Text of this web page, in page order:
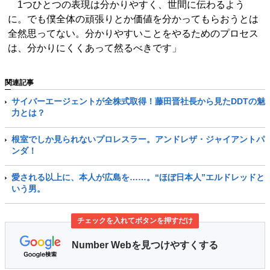
1つひとつの表現は分かりやすく、世間に伝わるよう
に。でも僕全体の頑張りとか価値を分かってもらおうとは
全然思ってない。分かりやすいことをやるためのプロセス
は、分かりにくくあって然るべきです」
関連記事
サイバーエージェントが全株式取得！藤田晋社長から見たDDTの魅
力とは？
根室でしか見られないプロレスラー。アンドレザ・ジャイアントパ
ンダ！
愛される以上に、本人が広島を……。“ほぼ日本人”エルドレッドと
いう男。
チェックを入れてボタンを押すだけ
Number Webを見つけやすくする